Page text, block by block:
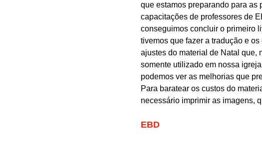
que estamos preparando para as
capacitações de professores de
conseguimos concluir o primeiro
tivemos que fazer a tradução e os
ajustes do material de Natal que,
somente utilizado em nossa
podemos ver as melhorias que
Para baratear os custos do
necessário imprimir as imagens,
EBD